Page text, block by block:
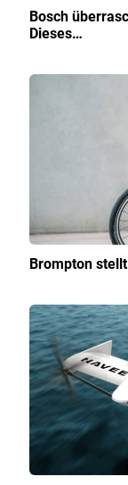
Bosch
Dieses…
Brompton